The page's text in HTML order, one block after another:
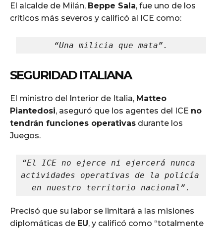
El alcalde de Milán, Beppe Sala, fue uno de los
críticos más severos y calificó al ICE como:
“Una milicia que mata”.
SEGURIDAD ITALIANA
El ministro del Interior de Italia, Matteo
Piantedosi, aseguró que los agentes del ICE no
tendrán funciones operativas durante los
Juegos.
“El ICE no ejerce ni ejercerá nunca
actividades operativas de la policía
en nuestro territorio nacional”.
Precisó que su labor se limitará a las misiones
diplomáticas de EU, y calificó como “totalmente